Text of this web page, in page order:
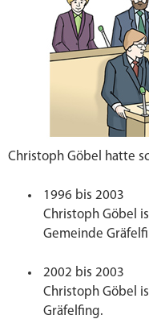
Christoph Göbel hatte
1996 bis 2003
Christoph Göbel
Gemeinde
2002 bis 2003
Christoph Göbel
Gräfelfing.